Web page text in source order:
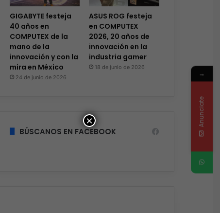
GIGABYTE festeja
40 años en
COMPUTEX de la
mano de la
innovación y con la
mira en México
24 de junio de 2026
ASUS ROG festeja
en COMPUTEX
2026, 20 años de
innovación en la
industria gamer
18 de junio de 2026
BÚSCANOS EN FACEBOOK
×
→
Anunciate